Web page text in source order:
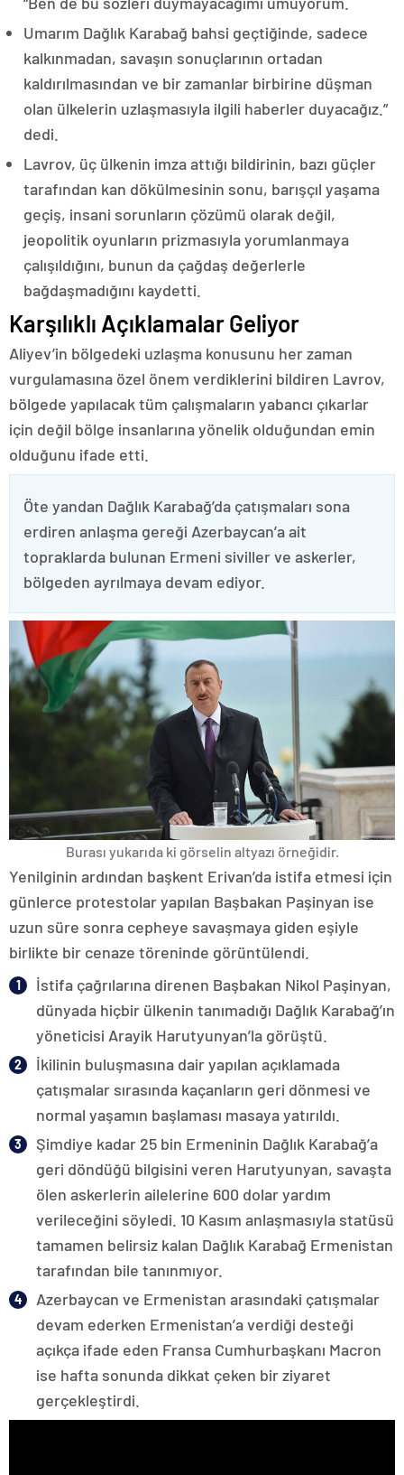
Umarım Dağlık Karabağ bahsi geçtiğinde, sadece
kalkınmadan, savaşın sonuçlarının ortadan
kaldırılmasından ve bir zamanlar birbirine düşman
olan ülkelerin uzlaşmasıyla ilgili haberler duyacağız.”
dedi.
Lavrov, üç ülkenin imza attığı bildirinin, bazı güçler
tarafından kan dökülmesinin sonu, barışçıl yaşama
geçiş, insani sorunların çözümü olarak değil,
jeopolitik oyunların prizmasıyla yorumlanmaya
çalışıldığını, bunun da çağdaş değerlerle
bağdaşmadığını kaydetti.
Karşılıklı Açıklamalar Geliyor
Aliyev’in bölgedeki uzlaşma konusunu her zaman
vurgulamasına özel önem verdiklerini bildiren Lavrov,
bölgede yapılacak tüm çalışmaların yabancı çıkarlar
için değil bölge insanlarına yönelik olduğundan emin
olduğunu ifade etti.
Öte yandan Dağlık Karabağ’da çatışmaları sona
erdiren anlaşma gereği Azerbaycan’a ait
topraklarda bulunan Ermeni siviller ve askerler,
bölgeden ayrılmaya devam ediyor.
Burası yukarıda ki görselin altyazı örneğidir.
Yenilginin ardından başkent Erivan’da istifa etmesi için
günlerce protestolar yapılan Başbakan Paşinyan ise
uzun süre sonra cepheye savaşmaya giden eşiyle
birlikte bir cenaze töreninde görüntülendi.
İstifa çağrılarına direnen Başbakan Nikol Paşinyan,
dünyada hiçbir ülkenin tanımadığı Dağlık Karabağ’ın
yöneticisi Arayik Harutyunyan’la görüştü.
İkilinin buluşmasına dair yapılan açıklamada
çatışmalar sırasında kaçanların geri dönmesi ve
normal yaşamın başlaması masaya yatırıldı.
Şimdiye kadar 25 bin Ermeninin Dağlık Karabağ’a
geri döndüğü bilgisini veren Harutyunyan, savaşta
ölen askerlerin ailelerine 600 dolar yardım
verileceğini söyledi. 10 Kasım anlaşmasıyla statüsü
tamamen belirsiz kalan Dağlık Karabağ Ermenistan
tarafından bile tanınmıyor.
Azerbaycan ve Ermenistan arasındaki çatışmalar
devam ederken Ermenistan’a verdiği desteği
açıkça ifade eden Fransa Cumhurbaşkanı Macron
ise hafta sonunda dikkat çeken bir ziyaret
gerçekleştirdi.